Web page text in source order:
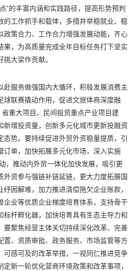
”的丰富内涵和实践路径，提高形势预判
的工作抓手和载体，多措并举稳就业、稳
政策合力、工作合力增强发展动能，齐心
果，为高质量完成全年目标任务打下坚实
大梁作贡献。
赴服务做强国内大循环，积极发展消费主
球联赛撬动作用，促进文旅体商深度融
省重大项目、民间投资重点产业项目建
新增投资量，创新多元化城市更新投融资
势。要持续促进外贸外资稳量提质，引
订单，加快拓展多元化市场，深入实施
，推动内外贸一体化加快发展，吸引更
外资参与强链补链延链，更大力度拓展国
困解难，加力推进清偿拖欠企业账款，
企业等优质企业梯度培育体系，支持骨干
标杆孵化器，加快培育具有生态主导力和
要聚焦经营主体关切持续深化改革、完善
置、资质审批、政务服务、市场监管等方
可感可及的改革举措，一视同仁推进竞争
新一轮优化营商环境政策和改革事项，